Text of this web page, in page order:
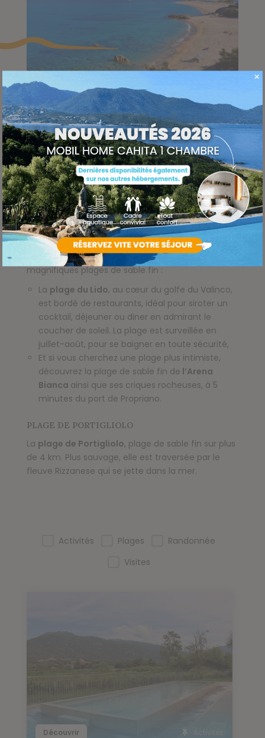
Les plus belles plages Propriano et
Olmeto
PLAGE D’OLMETO
Laplage de Campitellu, plage de sable fin
avec parking et paillotte,
Laplage d’Abbartello, entre Olmeto et Porto
Pollo, un vrai petit coin de paradis.
PLAGE DE PROPRIANO
Découvrez la ville deProprianoet surtout ses
magnifiques plages de sable fin :
La plage du Lido, au cœur du golfe du Valinco,
est bordé de restaurants, idéal pour siroter un
cocktail, déjeuner ou diner en admirant le
coucher de soleil. La plage est surveillée en
juillet-août, pour se baigner en toute sécurité,
Et si vous cherchez une plage plus intimiste,
découvrez la plage de sable fin de l’Arena
Bianca ainsi que ses criques rocheuses, à 5
minutes du port de Propriano.
PLAGE DE PORTIGLIOLO
La plage de Portigliolo, plage de sable fin sur plus
de 4 km. Plus sauvage, elle est traversée par le
fleuve Rizzanese qui se jette dans la mer.
Activités Plages
Randonnée
Visites
Activités
Découvrir